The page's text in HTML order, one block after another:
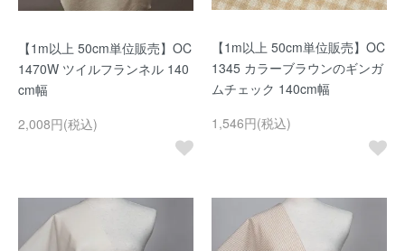
【1m以上 50cm単位販売】OC
1470W ツイルフランネル 140
cm幅
2,008円(税込)
【1m以上 50cm単位販売】OC
1345 カラーブラウンのギンガ
ムチェック 140cm幅
1,546円(税込)